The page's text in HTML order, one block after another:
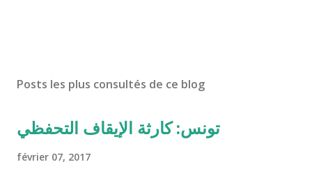
Posts les plus consultés de ce blog
تونس: كارثة الإيقاف التحفظي
février 07, 2017